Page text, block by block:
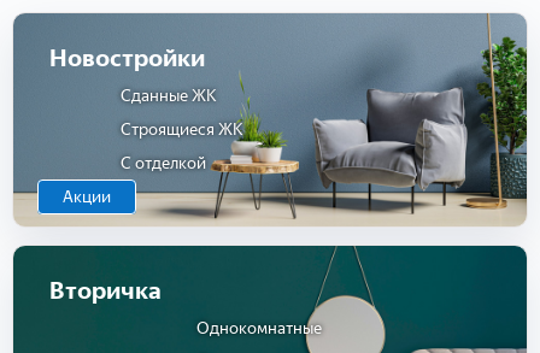
Новостройки
Сданные ЖК
Строящиеся ЖК
С отделкой
Акции
Вторичка
Однокомнатные